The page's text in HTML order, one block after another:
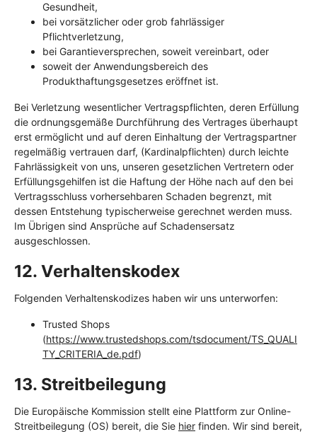
Gesundheit,
bei vorsätzlicher oder grob fahrlässiger
Pflichtverletzung,
bei Garantieversprechen, soweit vereinbart, oder
soweit der Anwendungsbereich des
Produkthaftungsgesetzes eröffnet ist.
Bei Verletzung wesentlicher Vertragspflichten, deren Erfüllung
die ordnungsgemäße Durchführung des Vertrages überhaupt
erst ermöglicht und auf deren Einhaltung der Vertragspartner
regelmäßig vertrauen darf, (Kardinalpflichten) durch leichte
Fahrlässigkeit von uns, unseren gesetzlichen Vertretern oder
Erfüllungsgehilfen ist die Haftung der Höhe nach auf den bei
Vertragsschluss vorhersehbaren Schaden begrenzt, mit
dessen Entstehung typischerweise gerechnet werden muss.
Im Übrigen sind Ansprüche auf Schadensersatz
ausgeschlossen.
12. Verhaltenskodex​​​​​​​
Folgenden Verhaltenskodizes haben wir uns unterworfen:
Trusted Shops
(https://www.trustedshops.com/tsdocument/TS_QUALI
TY_CRITERIA_de.pdf)
13. Streitbeilegung​​​​​​​
Die Europäische Kommission stellt eine Plattform zur Online-
Streitbeilegung (OS) bereit, die Sie hier finden. Wir sind bereit,